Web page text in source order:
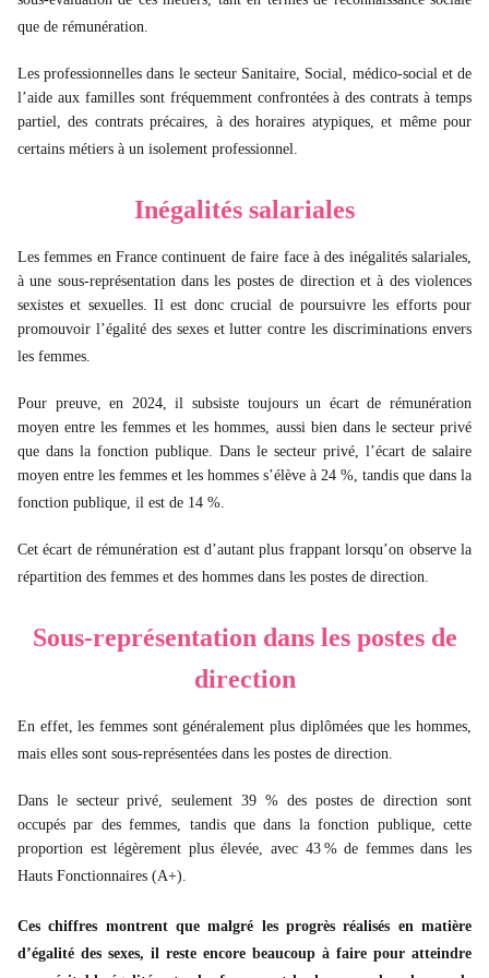
que de rémunération.
Les professionnelles dans le secteur Sanitaire, Social, médico-social et de
l’aide aux familles sont fréquemment confrontées à des contrats à temps
partiel, des contrats précaires, à des horaires atypiques, et même pour
certains métiers à un isolement professionnel.
Inégalités salariales
Les femmes en France continuent de faire face à des inégalités salariales,
à une sous-représentation dans les postes de direction et à des violences
sexistes et sexuelles. Il est donc crucial de poursuivre les efforts pour
promouvoir l’égalité des sexes et lutter contre les discriminations envers
les femmes.
Pour preuve, en 2024, il subsiste toujours un écart de rémunération
moyen entre les femmes et les hommes, aussi bien dans le secteur privé
que dans la fonction publique. Dans le secteur privé, l’écart de salaire
moyen entre les femmes et les hommes s’élève à 24 %, tandis que dans la
fonction publique, il est de 14 %.
Cet écart de rémunération est d’autant plus frappant lorsqu’on observe la
répartition des femmes et des hommes dans les postes de direction.
Sous-représentation dans les postes de
direction
En effet, les femmes sont généralement plus diplômées que les hommes,
mais elles sont sous-représentées dans les postes de direction.
Dans le secteur privé, seulement 39 % des postes de direction sont
occupés par des femmes, tandis que dans la fonction publique, cette
proportion est légèrement plus élevée, avec 43 % de femmes dans les
Hauts Fonctionnaires (A+).
Ces chiffres montrent que malgré les progrès réalisés en matière
d’égalité des sexes, il reste encore beaucoup à faire pour atteindre